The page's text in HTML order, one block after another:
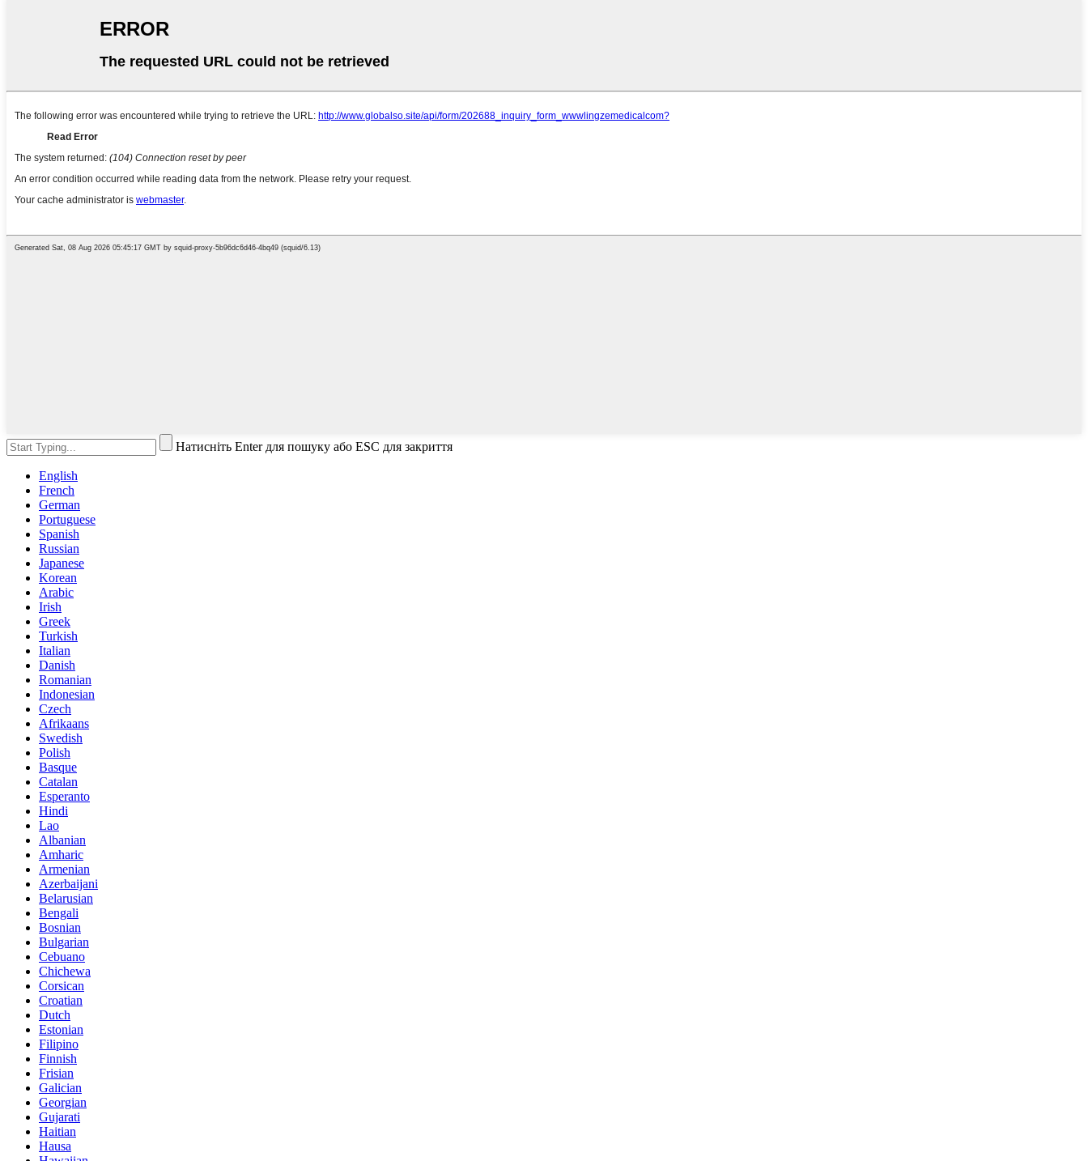
Натисніть Enter для пошуку або ESC для закриття
English
French
German
Portuguese
Spanish
Russian
Japanese
Korean
Arabic
Irish
Greek
Turkish
Italian
Danish
Romanian
Indonesian
Czech
Afrikaans
Swedish
Polish
Basque
Catalan
Esperanto
Hindi
Lao
Albanian
Amharic
Armenian
Azerbaijani
Belarusian
Bengali
Bosnian
Bulgarian
Cebuano
Chichewa
Corsican
Croatian
Dutch
Estonian
Filipino
Finnish
Frisian
Galician
Georgian
Gujarati
Haitian
Hausa